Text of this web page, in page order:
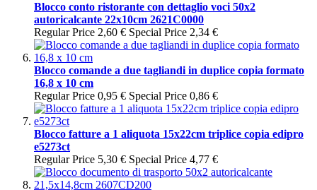
Blocco conto ristorante con dettaglio voci 50x2
autoricalcante 22x10cm 2621C0000
Regular Price 2,60 € Special Price 2,34 €
Blocco comande a due tagliandi in duplice copia formato
16,8 x 10 cm
Regular Price 0,95 € Special Price 0,86 €
Blocco fatture a 1 aliquota 15x22cm triplice copia edipro
e5273ct
Regular Price 5,30 € Special Price 4,77 €